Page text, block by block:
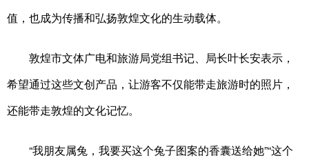
值，也成为传播和弘扬敦煌文化的生动载体。
敦煌市文体广电和旅游局党组书记、局长叶长安表示，
希望通过这些文创产品，让游客不仅能带走旅游时的照片，
还能带走敦煌的文化记忆。
“我朋友属兔，我要买这个兔子图案的香囊送给她”“这个